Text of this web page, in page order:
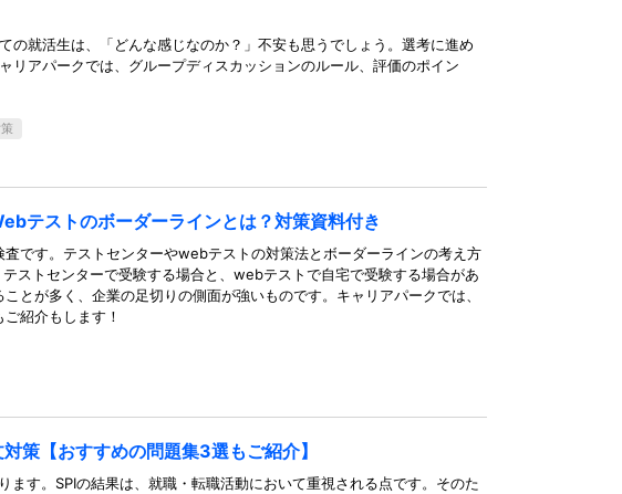
の就活生は、「どんな感じなのか？」不安も思うでしょう。選考に進め
リアパークでは、グループディスカッションのルール、評価のポイン
テストのボーダーラインとは？対策資料付き
査です。テストセンターやwebテストの対策法とボーダーラインの考え方
ストセンターで受験する場合と、webテストで自宅で受験する場合があ
とが多く、企業の足切りの側面が強いものです。キャリアパークでは、
紹介もします！
策【おすすめの問題集3選もご紹介】
ます。SPIの結果は、就職・転職活動において重視される点です。そのた